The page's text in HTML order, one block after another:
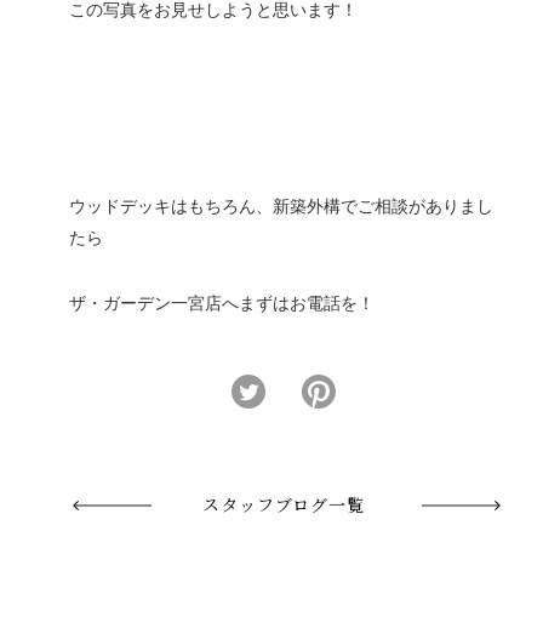
この写真をお見せしようと思います！
ウッドデッキはもちろん、新築外構でご相談がありまし
たら
ザ・ガーデン一宮店へまずはお電話を！
スタッフブログ一覧